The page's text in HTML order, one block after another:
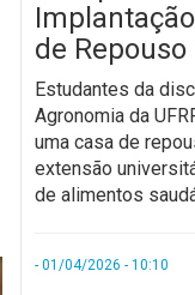
de Repouso
Estudantes da
Agronomia da
uma casa de
extensão
de alimentos
- 01/04/2026 - 10:10